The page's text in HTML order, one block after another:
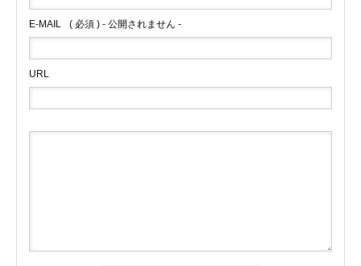
E-MAIL ( 必須 ) - 公開されません -
URL